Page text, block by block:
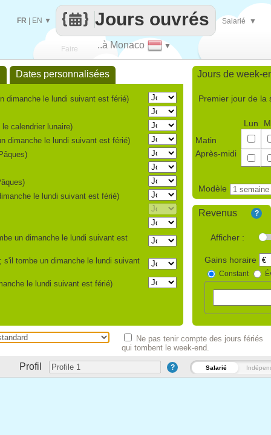
Faire
que
..à Monaco ▼
Jours ouvrés
FR EN ▼ Salarié ▼
Jours de week-
Premier jour de la
Matin
Après-midi
Lun
Modèle
Revenus ?
Afficher :
Gains horaire
Constant
Profil ? Salarié
Dates personnalisées
dimanche le lundi suivant est férié)
calendrier lunaire)
dimanche le lundi suivant est férié)
le lundi suivant est férié)
un dimanche le lundi suivant est
s'il tombe un dimanche le lundi suivant
le lundi suivant est férié)
Ne pas tenir compte des jours fériés
qui tombent le week-end.